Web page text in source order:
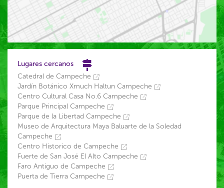
Lugares cercanos
Catedral de Campeche
Jardín Botánico Xmuch Haltun Campeche
Centro Cultural Casa No.6 Campeche
Parque Principal Campeche
Parque de la Libertad Campeche
Museo de Arquitectura Maya Baluarte de la Soledad
Campeche
Centro Historico de Campeche
Fuerte de San José El Alto Campeche
Faro Antiguo de Campeche
Puerta de Tierra Campeche